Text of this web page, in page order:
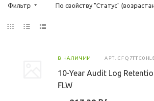
Фильтр По свойству "Статус"
В НАЛИЧИИ АРТ.
10-Year Audit Log
FLW